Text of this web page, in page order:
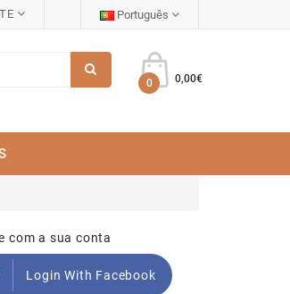
Português
0 0,00€
com a sua conta
Login With Facebook